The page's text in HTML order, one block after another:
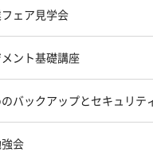
ェア見学会
ント基礎講座
バックアップとセキュリテ
会